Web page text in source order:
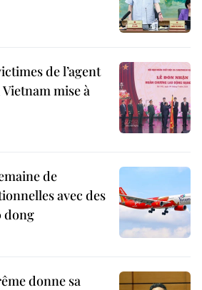
de l’agent
mise à
de
avec des
dong
donne sa